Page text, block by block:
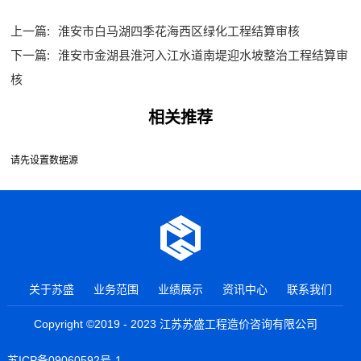
上一篇:
淮安市白马湖四季花海西区绿化工程结算审核
下一篇:
淮安市金湖县淮河入江水道南堤迎水坡整治工程结算审
核
相关推荐
请先设置数据源
关于苏盛 业务范围 业绩展示 资讯中心 联系我们
Copyright ©2019 - 2023 江苏苏盛工程造价咨询有限公司